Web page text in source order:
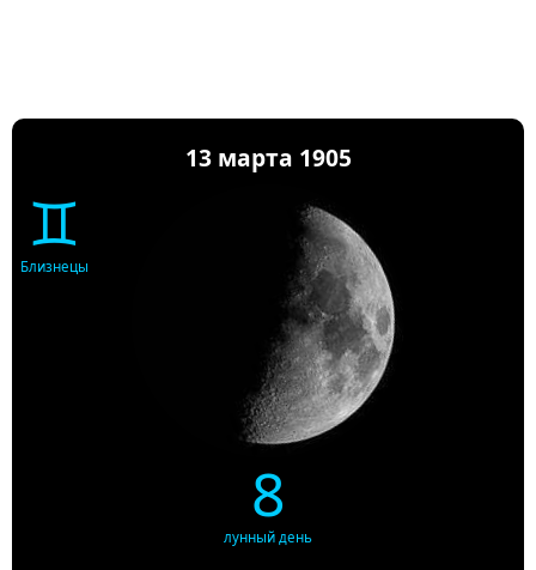
13 марта 1905
♊
Близнецы
8
лунный день